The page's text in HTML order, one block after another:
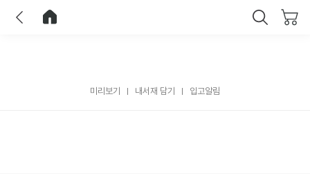
미리보기 내서재 담기 입고알림